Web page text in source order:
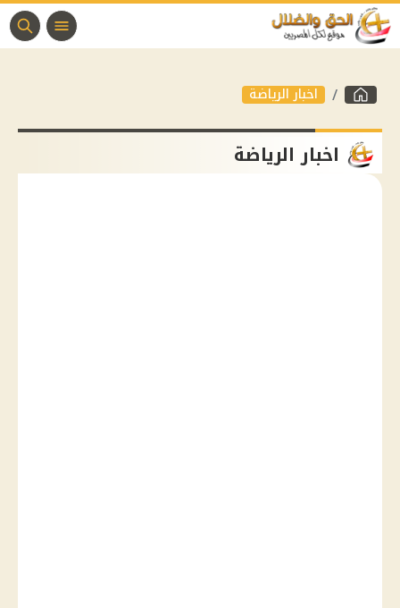
اخبار الرياضة
اخبار الرياضة